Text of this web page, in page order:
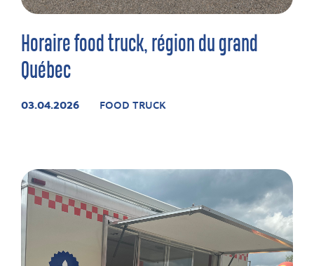
Horaire food truck, région du grand
Québec
03.04.2026 FOOD TRUCK